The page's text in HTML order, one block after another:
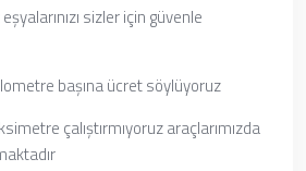
sizler için güvenle
başına ücret söylüyoruz
çalıştırmıyoruz araçlarımızda